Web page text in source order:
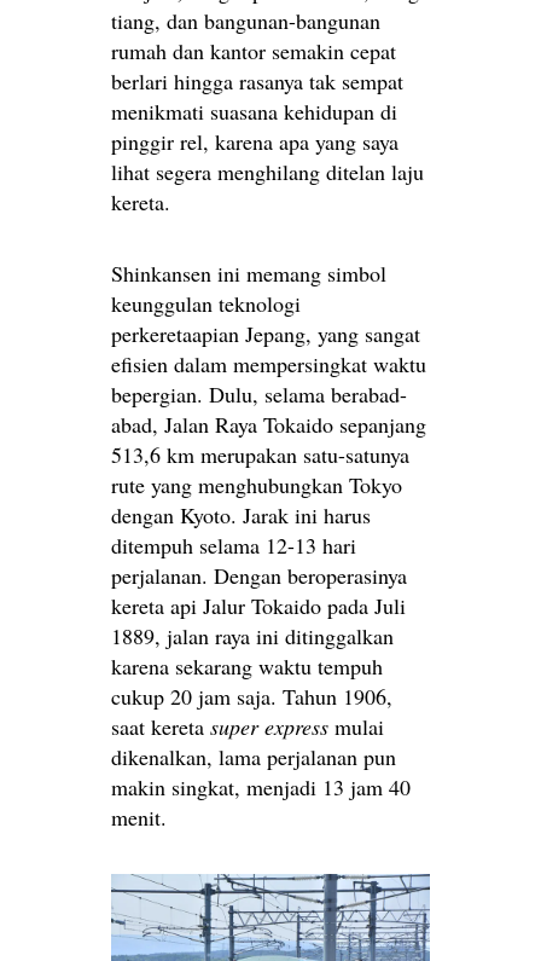
tiang, dan bangunan-bangunan
rumah dan kantor semakin cepat
berlari hingga rasanya tak sempat
menikmati suasana kehidupan di
pinggir rel, karena apa yang saya
lihat segera menghilang ditelan laju
kereta.
Shinkansen ini memang simbol
keunggulan teknologi
perkeretaapian Jepang, yang sangat
efisien dalam mempersingkat waktu
bepergian. Dulu, selama berabad-
abad, Jalan Raya Tokaido sepanjang
513,6 km merupakan satu-satunya
rute yang menghubungkan Tokyo
dengan Kyoto. Jarak ini harus
ditempuh selama 12-13 hari
perjalanan. Dengan beroperasinya
kereta api Jalur Tokaido pada Juli
1889, jalan raya ini ditinggalkan
karena sekarang waktu tempuh
cukup 20 jam saja. Tahun 1906,
saat kereta super express mulai
dikenalkan, lama perjalanan pun
makin singkat, menjadi 13 jam 40
menit.